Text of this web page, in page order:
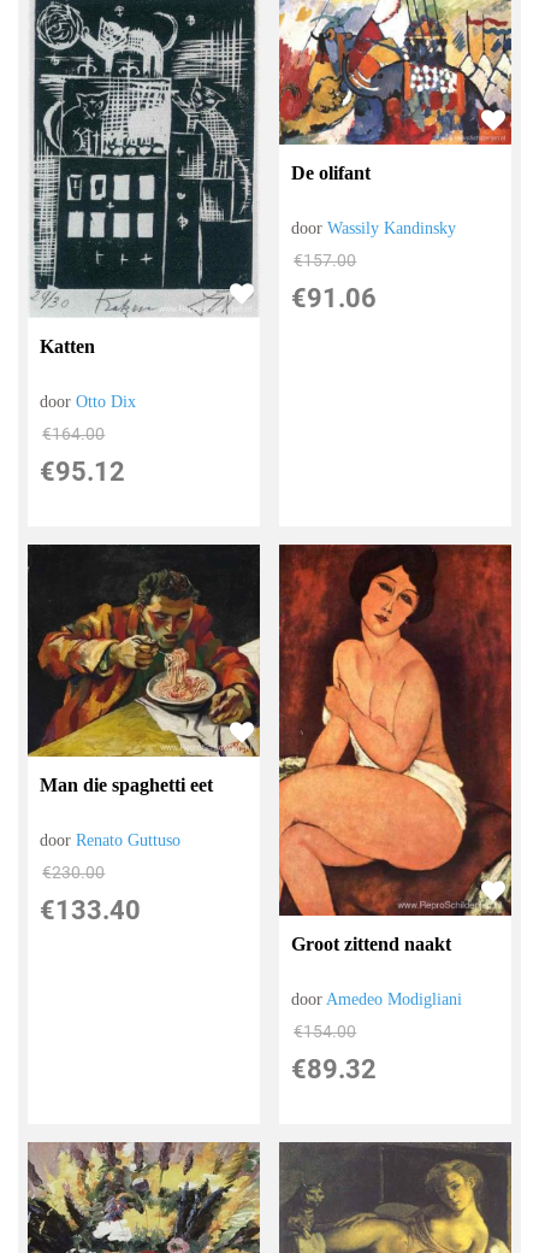
Katten
doorOtto Dix
€164.00
€95.12
De olifant
doorWassily Kandinsky
€157.00
€91.06
Man die spaghetti eet
doorRenato Guttuso
€230.00
€133.40
Groot zittend naakt
door Amedeo Modigliani
€154.00
€89.32